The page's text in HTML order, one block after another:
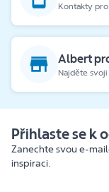
Kontakty
Albert
Najděte
Přihlaste se k
Zanechte svou e-
inspiraci.